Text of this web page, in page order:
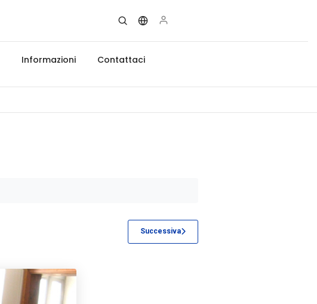
Informazioni Contattaci
Successiva